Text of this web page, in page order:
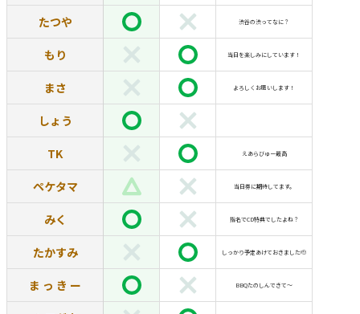
たつや 渋谷の渋ってなに？
もり 当日を楽しみにしています！
まさ よろしくお願いします！
しょう
TK えあらびゅー最高
ペケタマ 当日券に期待してます。
みく 指名でCD特典でしたよね？
たかすみ しっかり予定あけておきました🫡
ま っ き ー BBQたのしんできて〜